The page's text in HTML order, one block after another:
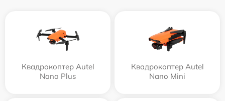
Квадрокоптер Autel
Nano Plus
Квадрокоптер Autel
Nano Mini